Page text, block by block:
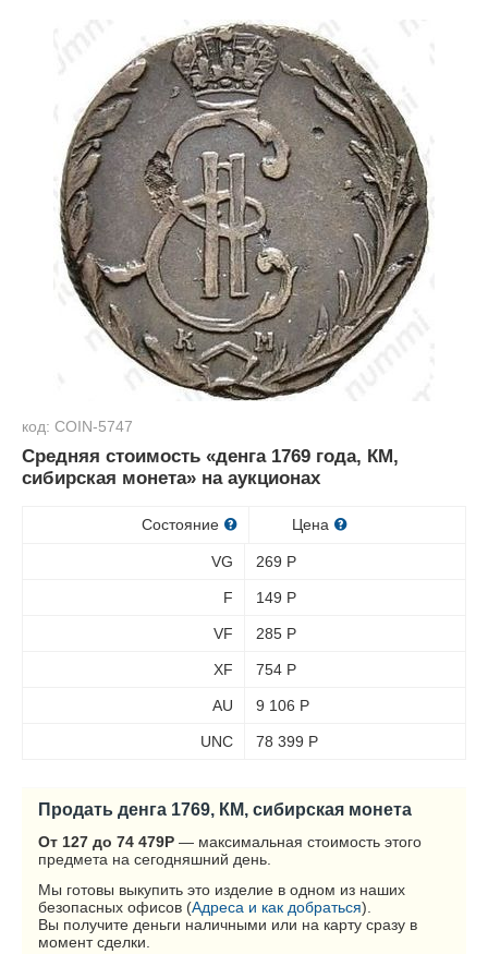
код: COIN-5747
Средняя стоимость «денга 1769 года, КМ,
сибирская монета» на аукционах
Состояние Цена
VG 269 Р
F 149 Р
VF 285 Р
XF 754 Р
AU 9 106 Р
UNC 78 399 Р
Продать денга 1769, КМ, сибирская монета
От 127 до 74 479Р — максимальная стоимость этого
предмета на сегодняшний день.
Мы готовы выкупить это изделие в одном из наших
безопасных офисов (Адреса и как добраться).
Вы получите деньги наличными или на карту сразу в
момент сделки.